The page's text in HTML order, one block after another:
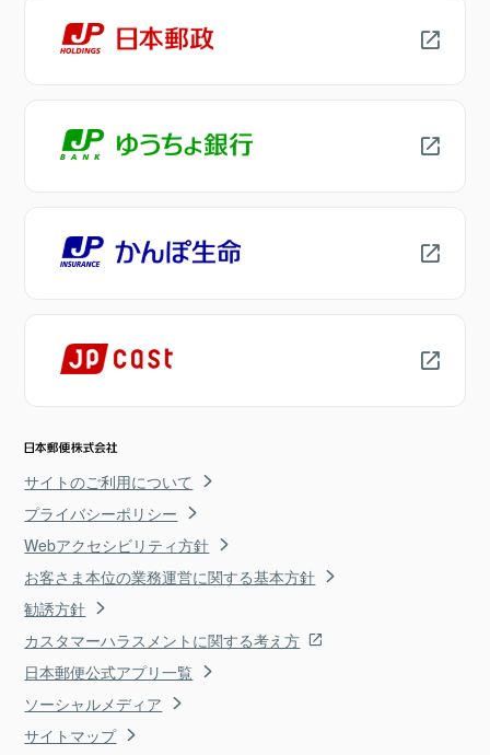
サイトのご利用について
プライバシーポリシー
Webアクセシビリティ方針
お客さま本位の業務運営に関する基本方針
勧誘方針
カスタマーハラスメントに関する考え方
日本郵便公式アプリ一覧
ソーシャルメディア
サイトマップ